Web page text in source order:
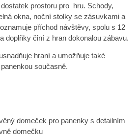
prostoru pro hru. Schody,
okna, noční stolky se zásuvkami a
příchod návštěvy, spolu s 12
doplňky činí z hran dokonalou zábavu.
hraní a umožňuje také
současně.
domeček pro panenky s detailním
domečku